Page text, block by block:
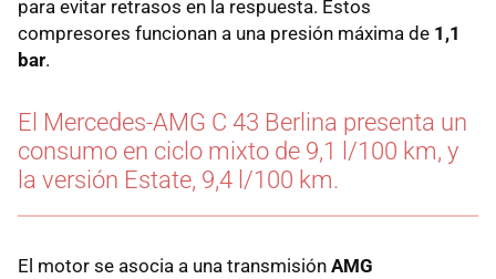
para evitar retrasos en la respuesta. Estos
compresores funcionan a una presión máxima de 1,1
bar.
El Mercedes-AMG C 43 Berlina presenta un
consumo en ciclo mixto de 9,1 l/100 km, y
la versión Estate, 9,4 l/100 km.
El motor se asocia a una transmisión AMG